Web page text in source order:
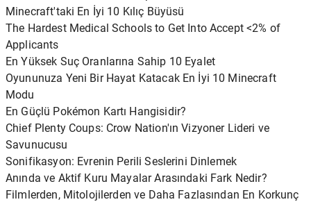
Minecraft'taki En İyi 10 Kılıç Büyüsü
The Hardest Medical Schools to Get Into Accept <2% of
Applicants
En Yüksek Suç Oranlarına Sahip 10 Eyalet
Oyununuza Yeni Bir Hayat Katacak En İyi 10 Minecraft
Modu
En Güçlü Pokémon Kartı Hangisidir?
Chief Plenty Coups: Crow Nation'ın Vizyoner Lideri ve
Savunucusu
Sonifikasyon: Evrenin Perili Seslerini Dinlemek
Anında ve Aktif Kuru Mayalar Arasındaki Fark Nedir?
Filmlerden, Mitolojilerden ve Daha Fazlasından En Korkunç